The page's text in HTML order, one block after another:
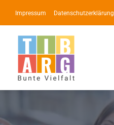
Inhalt
springen
Impressum Datenschutzerklärung